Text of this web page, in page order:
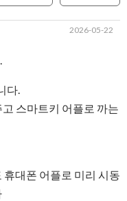
2026-05-22
다.
스마트키 어플로 까는
대폰 어플로 미리 시동